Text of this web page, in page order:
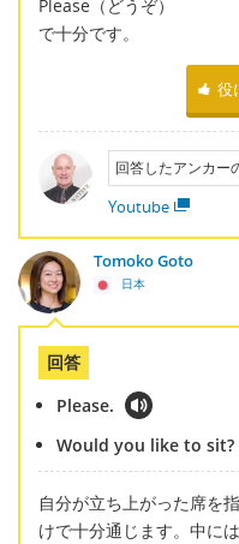
Please（どうぞ）
で十分です。
役
回答したアンカー
Youtube
Tomoko Goto
日本
回答
Please.
Would you like to sit?
自分が立ち上がった席を
けで十分通じます。中に